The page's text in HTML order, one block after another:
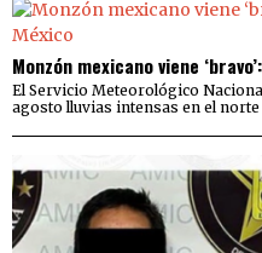
Monzón mexicano viene
El Servicio Meteorológico
agosto lluvias intensas en el